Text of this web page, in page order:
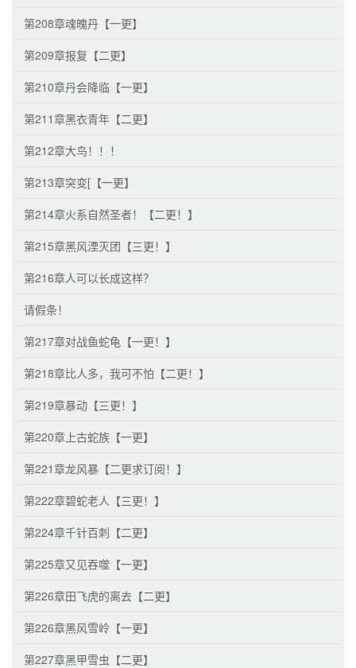
第208章魂魄丹【一更】
第209章报复【二更】
第210章丹会降临【一更】
第211章黑衣青年【二更】
第212章大鸟！！！
第213章突变[【一更】
第214章火系自然圣者！【二更！】
第215章黑风湮灭团【三更！】
第216章人可以长成这样？
请假条！
第217章对战鱼蛇龟【一更！】
第218章比人多，我可不怕【二更！】
第219章暴动【三更！】
第220章上古蛇族【一更】
第221章龙风暴【二更求订阅！】
第222章碧蛇老人【三更！】
第224章千针百刺【二更】
第225章又见吞噬【一更】
第226章田飞虎的离去【二更】
第226章黑风雪岭【一更】
第227章黑甲雪虫【二更】